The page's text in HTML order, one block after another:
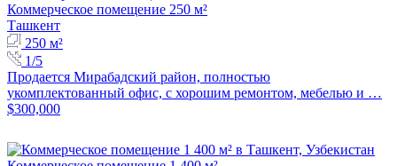
Коммерческое помещение 250 м²
Ташкент
250 м²
1/5
Продается Мирабадский район, полностью
укомплектованный офис, с хорошим ремонтом, мебелью и …
$300,000